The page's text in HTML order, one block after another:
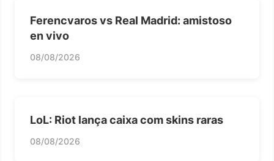
Ferencvaros vs Real Madrid: amistoso
en vivo
08/08/2026
LoL: Riot lança caixa com skins raras
08/08/2026